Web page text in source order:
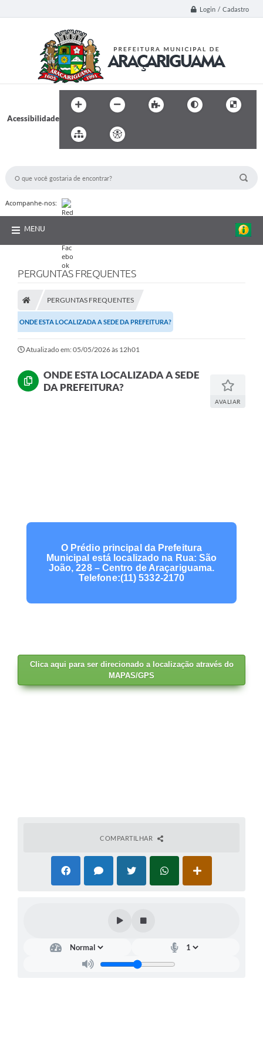
Login / Cadastro
Acessibilidade
Acompanhe-nos:
MENU
PERGUNTAS FREQUENTES
PERGUNTAS FREQUENTES
ONDE ESTA LOCALIZADA A SEDE DA PREFEITURA?
Atualizado em: 05/05/2026 às 12h01
ONDE ESTA LOCALIZADA A SEDE
DA PREFEITURA?
AVALIAR
O Prédio principal da Prefeitura
Municipal está localizado na Rua: São
João, 228 – Centro de Araçariguama.
Telefone:(11) 5332-2170
Clica aqui para ser direcionado a localização através do
MAPAS/GPS
COMPARTILHAR